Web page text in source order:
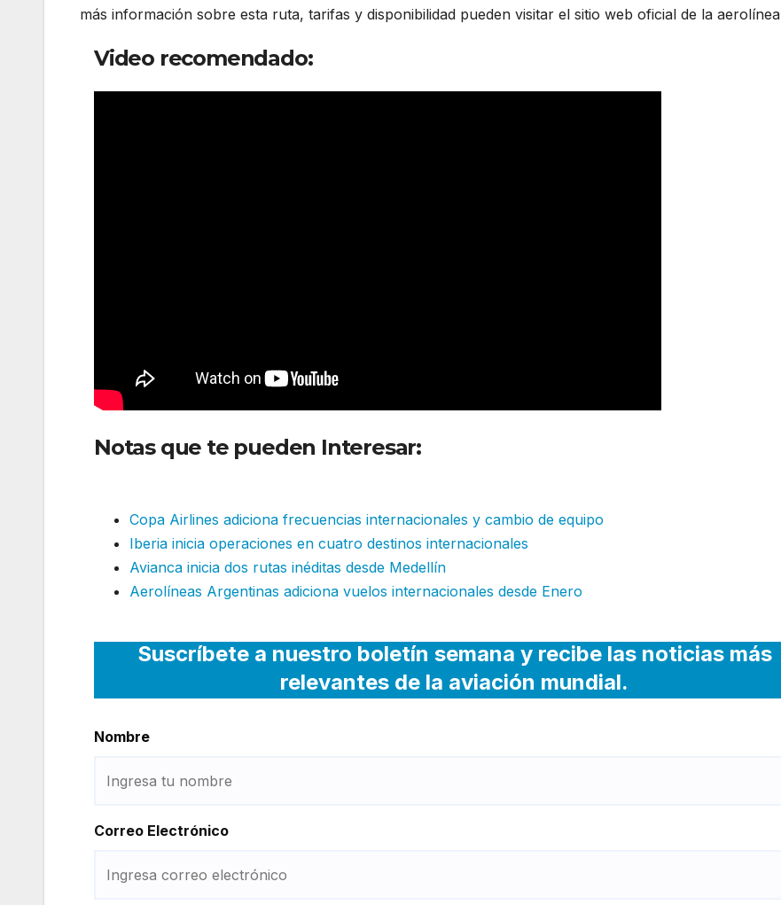
más información sobre esta ruta, tarifas y disponibilidad pueden visitar el sitio web oficial de la aerolínea
Video recomendado:
Notas que te pueden Interesar:
Copa Airlines adiciona frecuencias internacionales y cambio de equipo
Iberia inicia operaciones en cuatro destinos internacionales
Avianca inicia dos rutas inéditas desde Medellín
Aerolíneas Argentinas adiciona vuelos internacionales desde Enero
Suscríbete a nuestro boletín semana y recibe las noticias más
relevantes de la aviación mundial.
Nombre
Correo Electrónico